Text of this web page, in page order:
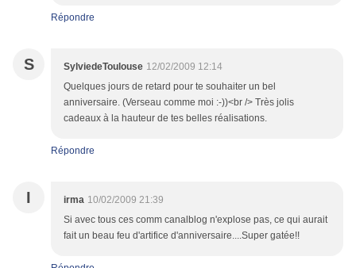
Répondre
S SylviedeToulouse 12/02/2009 12:14
Quelques jours de retard pour te souhaiter un bel
anniversaire. (Verseau comme moi :-))<br /> Très jolis
cadeaux à la hauteur de tes belles réalisations.
Répondre
I irma 10/02/2009 21:39
Si avec tous ces comm canalblog n'explose pas, ce qui aurait
fait un beau feu d'artifice d'anniversaire....Super gatée!!